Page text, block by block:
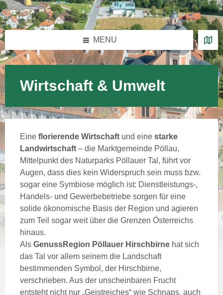
Skip
to
content
Skip
to
left
sidebar
Skip
to
right
sidebar
Skip
to
footer
MENU
Wirtschaft & Umwelt
Eine florierende Wirtschaft und eine starke
Landwirtschaft – die Marktgemeinde Pöllau,
Mittelpunkt des Naturparks Pöllauer Tal, führt vor
Augen, dass dies kein Widerspruch sein muss bzw.
sogar eine Symbiose möglich ist: Dienstleistungs-,
Handels- und Gewerbebetriebe sorgen für eine
solide ökonomische Basis der Region und agieren
zum Teil sogar weit über die Grenzen Österreichs
hinaus.
Als GenussRegion Pöllauer Hirschbirne hat sich
das Tal vor allem seinem die Landschaft
bestimmenden Symbol, der Hirschbirne,
verschrieben. Aus der unscheinbaren Frucht
entsteht nicht nur „Geistreiches“ wie Schnaps, auch